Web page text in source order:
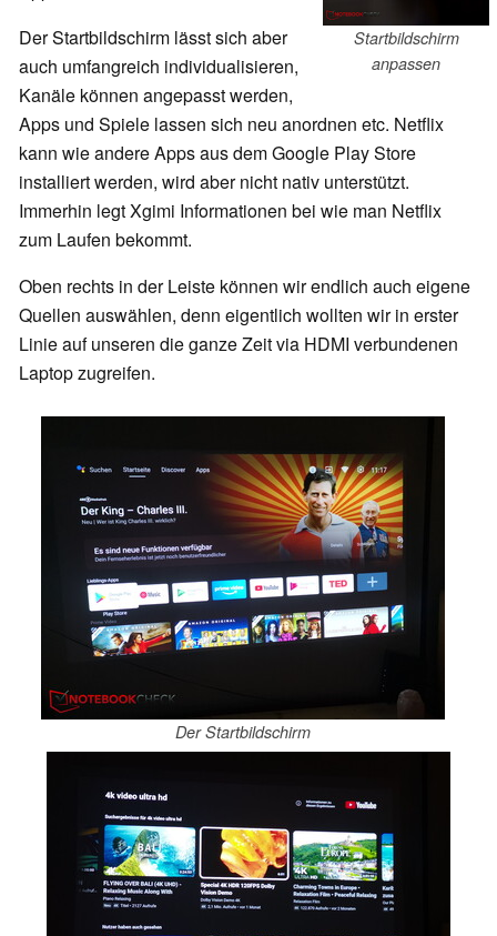
Startbildschirm
anpassen
Der Startbildschirm lässt sich aber
auch umfangreich individualisieren,
Kanäle können angepasst werden,
Apps und Spiele lassen sich neu anordnen etc. Netflix
kann wie andere Apps aus dem Google Play Store
installiert werden, wird aber nicht nativ unterstützt.
Immerhin legt Xgimi Informationen bei wie man Netflix
zum Laufen bekommt.
Oben rechts in der Leiste können wir endlich auch eigene
Quellen auswählen, denn eigentlich wollten wir in erster
Linie auf unseren die ganze Zeit via HDMI verbundenen
Laptop zugreifen.
Der Startbildschirm